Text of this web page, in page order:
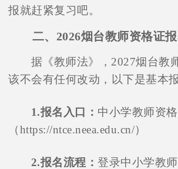
报就赶紧复习吧。
二、2026烟台教师资格证
据《教师法》，2027烟台教
该不会有任何改动，以下是基本
1.报名入口： 中小学教师资
（https://ntce.neea.edu.cn/）
2.报名流程：登录中小学教